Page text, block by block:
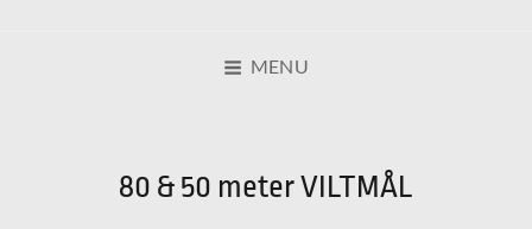
MENU
80 & 50 meter VILTMÅL